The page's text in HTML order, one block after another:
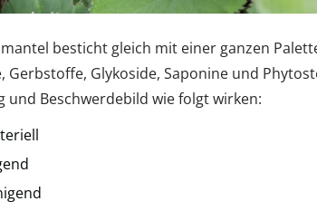
besticht gleich mit einer ganzen
Gerbstoffe, Glykoside, Saponine und
und Beschwerdebild wie folgt wirken: